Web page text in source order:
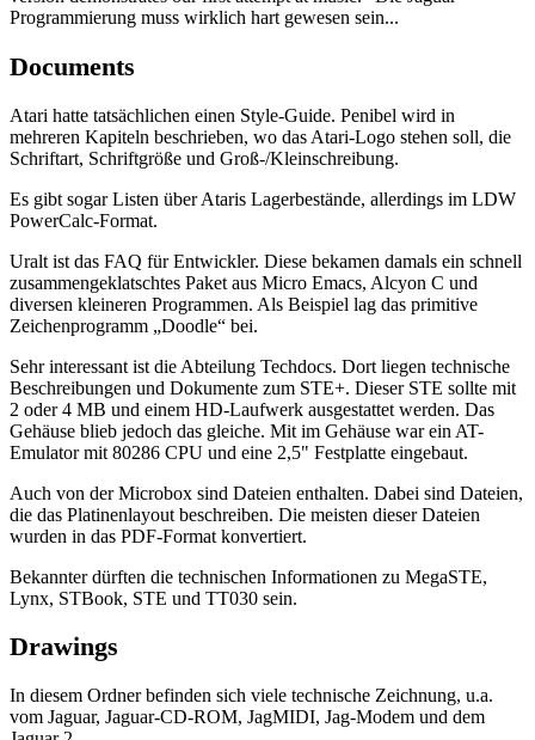
Programmierung muss wirklich hart gewesen sein...
Documents
Atari hatte tatsächlichen einen Style-Guide. Penibel wird in
mehreren Kapiteln beschrieben, wo das Atari-Logo stehen soll, die
Schriftart, Schriftgröße und Groß-/Kleinschreibung.
Es gibt sogar Listen über Ataris Lagerbestände, allerdings im LDW
PowerCalc-Format.
Uralt ist das FAQ für Entwickler. Diese bekamen damals ein schnell
zusammengeklatschtes Paket aus Micro Emacs, Alcyon C und
diversen kleineren Programmen. Als Beispiel lag das primitive
Zeichenprogramm „Doodle“ bei.
Sehr interessant ist die Abteilung Techdocs. Dort liegen technische
Beschreibungen und Dokumente zum STE+. Dieser STE sollte mit
2 oder 4 MB und einem HD-Laufwerk ausgestattet werden. Das
Gehäuse blieb jedoch das gleiche. Mit im Gehäuse war ein AT-
Emulator mit 80286 CPU und eine 2,5" Festplatte eingebaut.
Auch von der Microbox sind Dateien enthalten. Dabei sind Dateien,
die das Platinenlayout beschreiben. Die meisten dieser Dateien
wurden in das PDF-Format konvertiert.
Bekannter dürften die technischen Informationen zu MegaSTE,
Lynx, STBook, STE und TT030 sein.
Drawings
In diesem Ordner befinden sich viele technische Zeichnung, u.a.
vom Jaguar, Jaguar-CD-ROM, JagMIDI, Jag-Modem und dem